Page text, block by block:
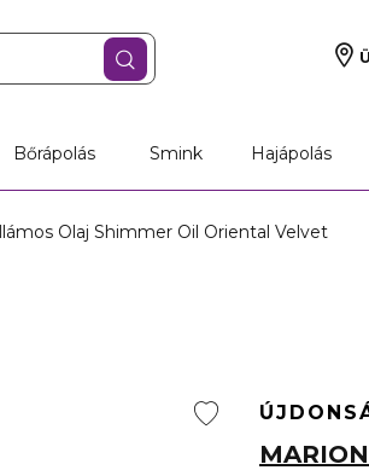
Bőrápolás Smink Hajápolás
Olaj Shimmer Oil Oriental Velvet